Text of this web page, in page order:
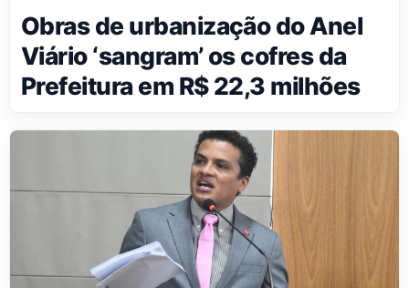
Obras de urbanização do Anel
Viário ‘sangram’ os cofres da
Prefeitura em R$ 22,3 milhões